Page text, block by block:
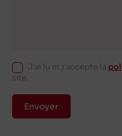
J'ai lu et j'accepte la
site.
Envoyer